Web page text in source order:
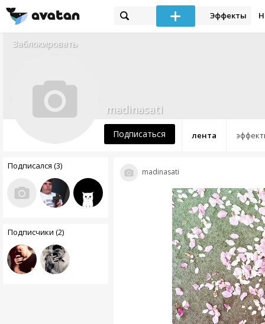
Эффекты
Заблокировать
лента
madinasati
Подписаться
Подписался (3)
Подписчики (2)
madinasati